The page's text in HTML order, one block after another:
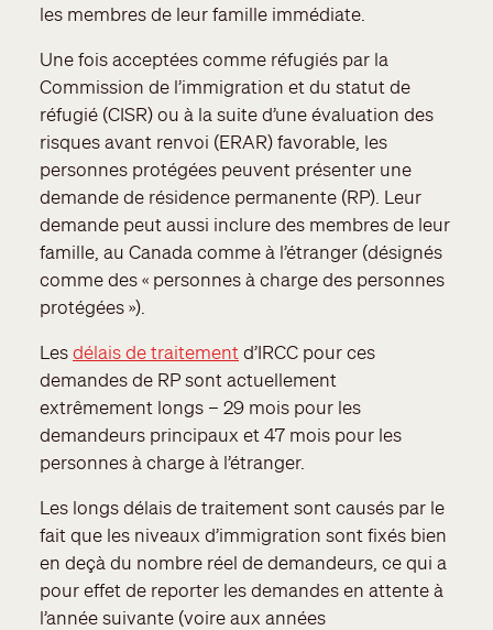
les membres de leur famille immédiate.
Une fois acceptées comme réfugiés par la
Commission de l’immigration et du statut de
réfugié (CISR) ou à la suite d’une évaluation des
risques avant renvoi (ERAR) favorable, les
personnes protégées peuvent présenter une
demande de résidence permanente (RP). Leur
demande peut aussi inclure des membres de leur
famille, au Canada comme à l’étranger (désignés
comme des « personnes à charge des personnes
protégées »).
Lesdélais de traitement d’IRCC pour ces
demandes de RP sont actuellement
extrêmement longs – 29 mois pour les
demandeurs principaux et 47 mois pour les
personnes à charge à l’étranger.
Les longs délais de traitement sont causés par le
fait que les niveaux d’immigration sont fixés bien
en deçà du nombre réel de demandeurs, ce qui a
pour effet de reporter les demandes en attente à
l’année suivante (voire aux années